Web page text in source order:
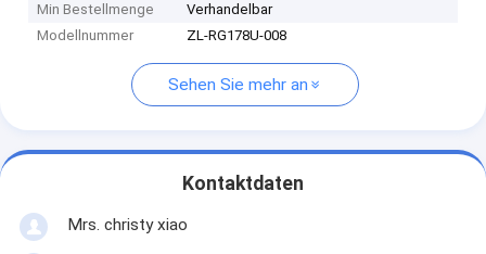
Min Bestellmenge
Verhandelbar
Modellnummer
ZL-RG178U-008
Sehen Sie mehr an
Kontaktdaten
Mrs. christy xiao